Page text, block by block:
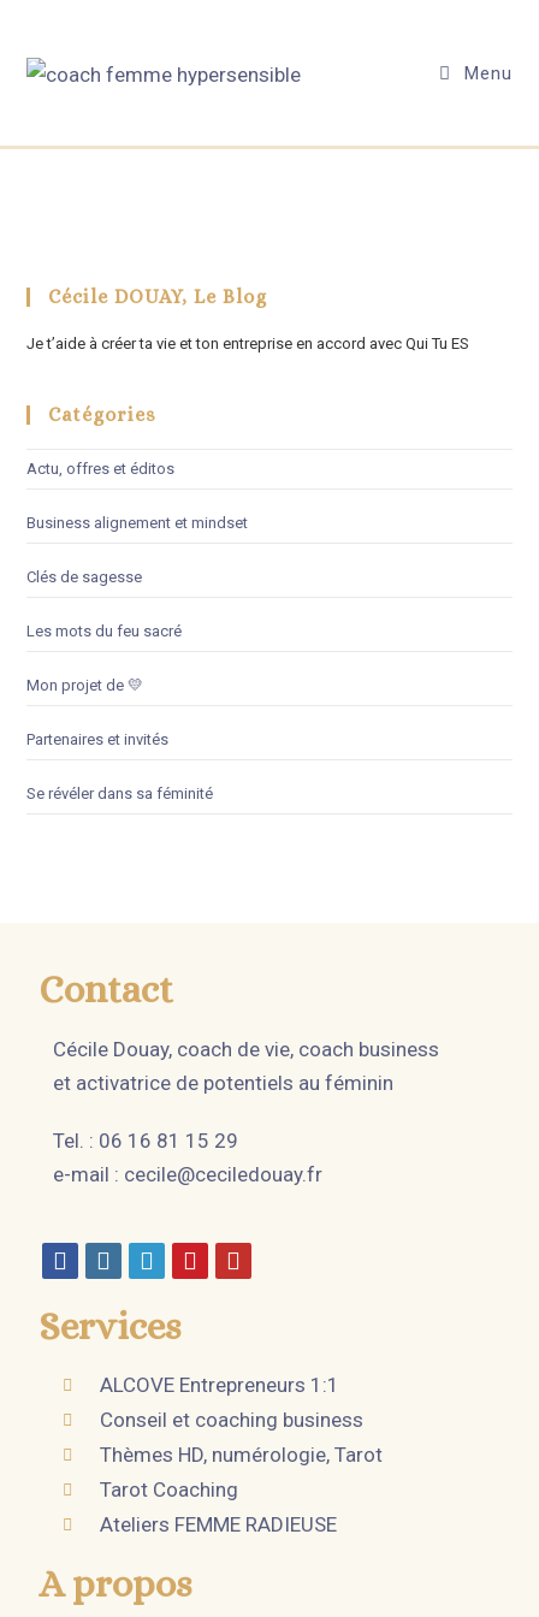
Menu
Cécile DOUAY, Le Blog
Je t’aide à créer ta vie et ton entreprise en accord avec Qui Tu ES
Catégories
Actu, offres et éditos
Business alignement et mindset
Clés de sagesse
Les mots du feu sacré
Mon projet de 💛
Partenaires et invités
Se révéler dans sa féminité
Contact
Cécile Douay, coach de vie, coach business
et activatrice de potentiels au féminin
Tel. : 06 16 81 15 29
e-mail : cecile@ceciledouay.fr
Services
ALCOVE Entrepreneurs 1:1
Conseil et coaching business
Thèmes HD, numérologie, Tarot
Tarot Coaching
Ateliers FEMME RADIEUSE
A propos